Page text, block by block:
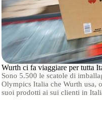
Wurth ci fa viaggiare per tutta
Sono 5.500 le scatole di
Olympics Italia che Wurth usa,
suoi prodotti ai sui clienti in